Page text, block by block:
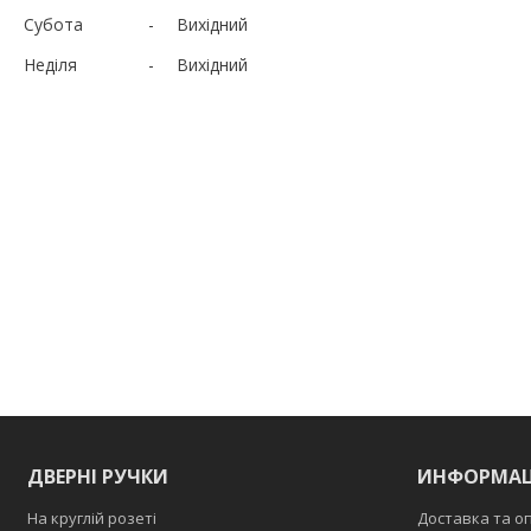
Субота
Вихідний
Неділя
Вихідний
ДВЕРНІ РУЧКИ
На круглій розеті Доставка та